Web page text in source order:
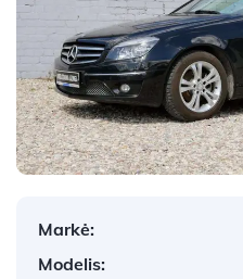
Markė:
Modelis: